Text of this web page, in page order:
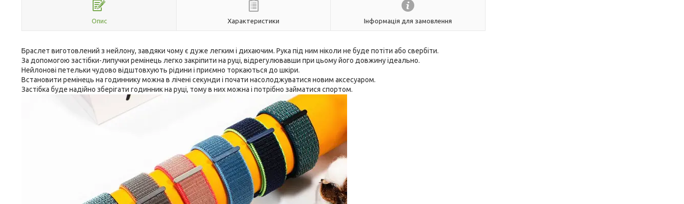
Опис Характеристики Інформація для замовлення
Браслет виготовлений з нейлону, завдяки чому є дуже легким і дихаючим. Рука під ним ніколи не буде потіти або свербіти.
За допомогою застібки-липучки ремінець легко закріпити на руці, відрегулювавши при цьому його довжину ідеально.
Нейлонові петельки чудово відштовхують рідини і приємно торкаються до шкіри.
Встановити ремінець на годиннику можна в лічені секунди і почати насолоджуватися новим аксесуаром.
Застібка буде надійно зберігати годинник на руці, тому в них можна і потрібно займатися спортом.